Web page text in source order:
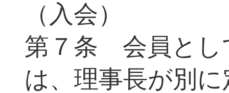
（入会）
第７条 会員とし
は、理事長が別